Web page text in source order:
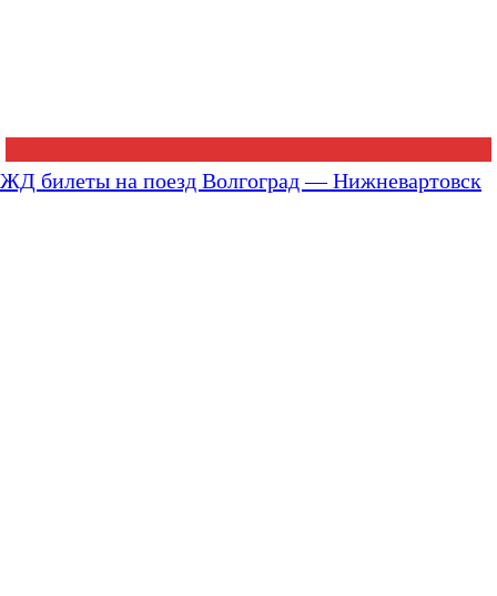
ЖД билеты на поезд Волгоград — Нижневартовск